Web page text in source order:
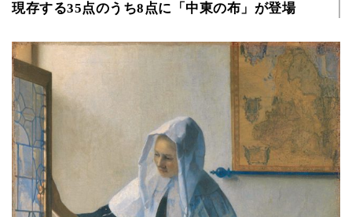
現存する35点のうち8点に「中東の布」が登場